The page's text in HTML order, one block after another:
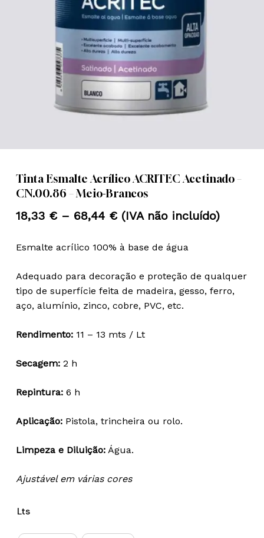
Tinta Esmalte Acrílico ACRITEC Acetinado –
CN.00.86 – Meio-Brancos
18,33 € – 68,44 €Price
18,33 €
68,44 €
(IVA não incluído)
Esmalte acrílico 100% à base de água
Adequado para decoração e proteção de qualquer
tipo de superfície feita de madeira, gesso, ferro,
aço, alumínio, zinco, cobre, PVC, etc.
Rendimento:11 – 13 mts / Lt
Secagem:2 h
Repintura:6 h
Aplicação:Pistola, trincheira ou rolo.
Limpeza e Diluição:Água.
Ajustável em várias cores
Lts
Nome*
Email
próxima vez que eu comentar.